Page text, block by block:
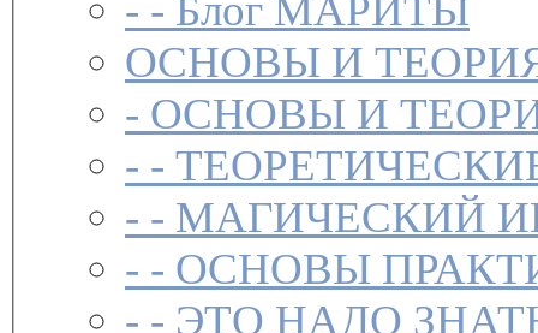
- - Блог МАРИТЫ
ОСНОВЫ И
- ОСНОВЫ И
- -
- - МАГИЧЕСКИЙ
- - ОСНОВЫ
- - ЭТО НАДО